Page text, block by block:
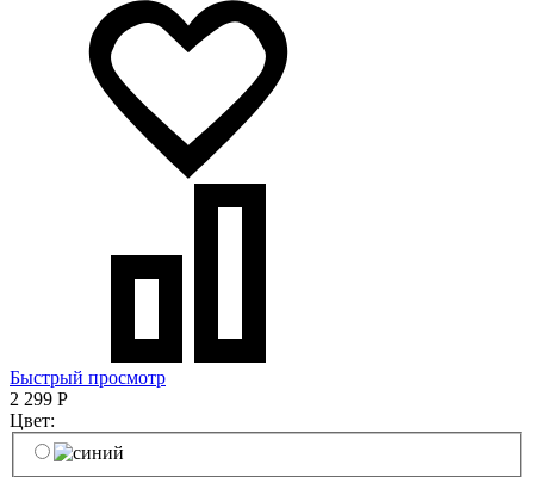
Быстрый просмотр
2 299 Р
Цвет: